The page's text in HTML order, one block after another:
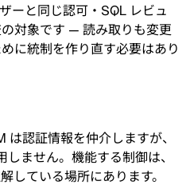
ーと同じ認可・SQL レビュ
対象です — 読み取りも変更
に統制を作り直す必要はあり
は認証情報を仲介しますが、
ません。機能する制御は、
している場所にあります。